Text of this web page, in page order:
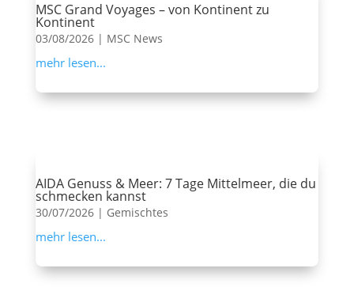
MSC Grand Voyages – von Kontinent zu
Kontinent
03/08/2026| MSC News
mehr lesen...
AIDA Genuss & Meer: 7 Tage Mittelmeer, die du
schmecken kannst
30/07/2026| Gemischtes
mehr lesen...